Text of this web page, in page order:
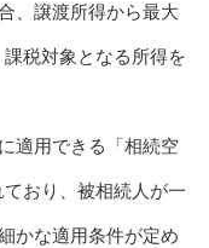
、譲渡所得から最大
税対象となる所得を
適用できる「相続空
おり、被相続人が一
かな適用条件が定め